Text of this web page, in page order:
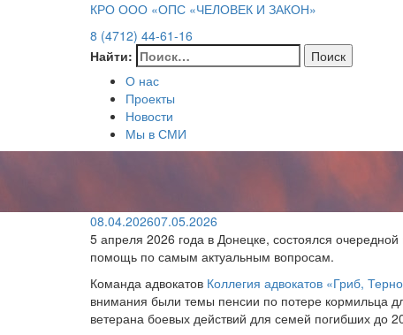
КРО ООО «ОПС «ЧЕЛОВЕК И ЗАКОН»
8 (4712) 44-61-16
Найти:
О нас
Проекты
Новости
Мы в СМИ
08.04.202607.05.2026
5 апреля 2026 года в Донецке, состоялся
помощь по самым актуальным вопросам.
Команда адвокатов Коллегия адвокатов «Гриб,
внимания были темы пенсии по потере кормильца
ветерана боевых действий для семей погибших до